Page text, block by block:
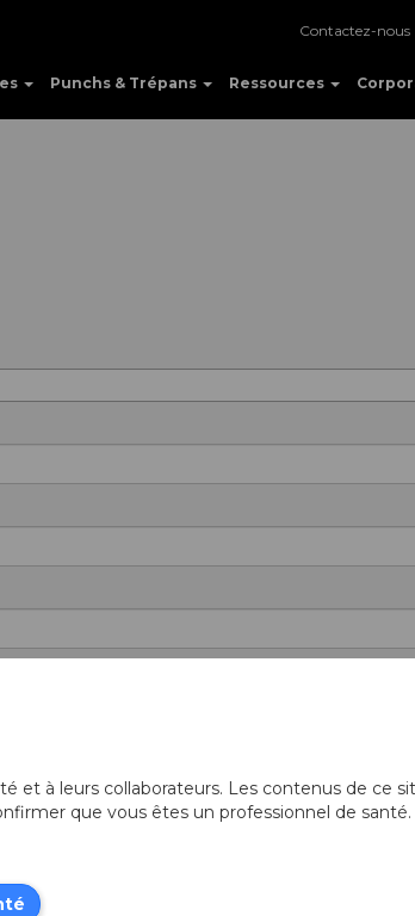
Punchs & Trépans Ressources
Contactez-nous
et à leurs collaborateurs. Les contenus de ce
que vous êtes un professionnel de santé.